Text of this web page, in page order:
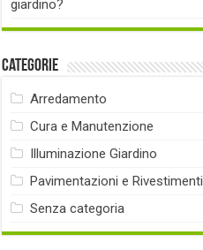
giardino?
Categorie
Arredamento
Cura e Manutenzione
Illuminazione Giardino
Pavimentazioni e Rivestimenti
Senza categoria